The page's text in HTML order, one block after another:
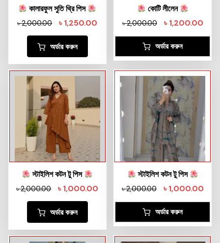
কালারফুল সুতি থ্রি পিস
৳2,000.00 ৳1,250.00
অর্ডার করুন
কোটি লীলেন
৳2,000.00 ৳1,200.00
অর্ডার করুন
স্টাইলিশ কটন টু পিস
৳2,000.00 ৳1,000.00
অর্ডার করুন
স্টাইলিশ কটন টু পিস
৳2,000.00 ৳1,000.00
অর্ডার করুন